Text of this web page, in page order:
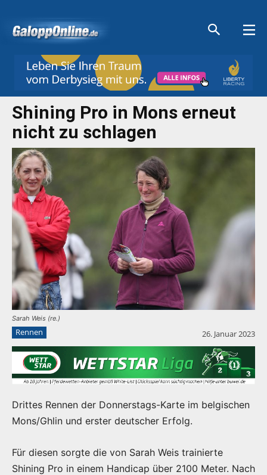
Shining Pro in Mons erneut
nicht zu schlagen
Sarah Weis (re.)
Rennen 26. Januar 2023
Drittes Rennen der Donnerstags-Karte im belgischen
Mons/Ghlin und erster deutscher Erfolg.
Für diesen sorgte die von Sarah Weis trainierte
Shining Pro in einem Handicap über 2100 Meter. Nach